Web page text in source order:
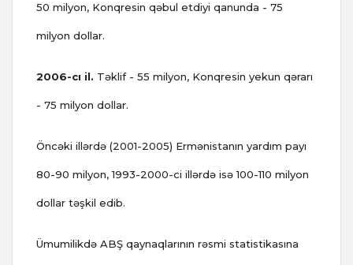
50 milyon, Konqresin qəbul etdiyi qanunda - 75
milyon dollar.
2006-cı il. Təklif - 55 milyon, Konqresin yekun qərarı
- 75 milyon dollar.
Öncəki illərdə (2001-2005) Ermənistanın yardım payı
80-90 milyon, 1993-2000-ci illərdə isə 100-110 milyon
dollar təşkil edib.
Ümumilikdə ABŞ qaynaqlarının rəsmi statistikasına